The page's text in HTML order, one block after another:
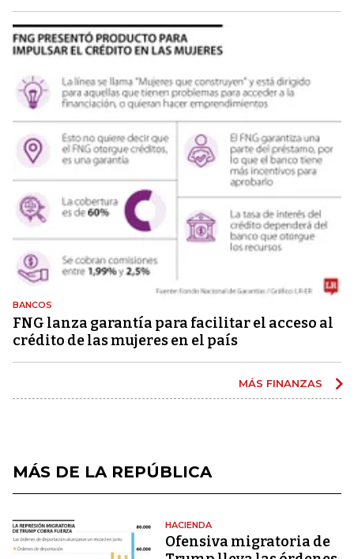
BANCOS
FNG lanza garantía para facilitar el acceso al
crédito de las mujeres en el país
MÁS FINANZAS
MÁS DE LA REPÚBLICA
HACIENDA
Ofensiva migratoria de